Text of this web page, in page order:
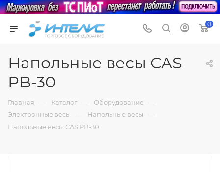
0
Напольные весы CAS
PB-30
Главная — Каталог — Оборудование —
Электронные весы — Напольные весы —
Напольные весы CAS PB-30